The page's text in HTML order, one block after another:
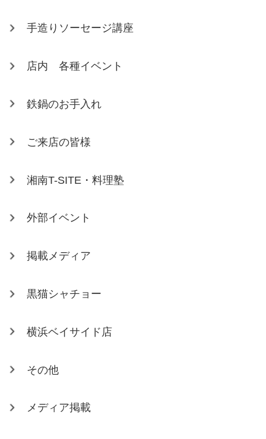
手造りソーセージ講座
店内 各種イベント
鉄鍋のお手入れ
ご来店の皆様
湘南T-SITE・料理塾
外部イベント
掲載メディア
黒猫シャチョー
横浜ベイサイド店
その他
メディア掲載